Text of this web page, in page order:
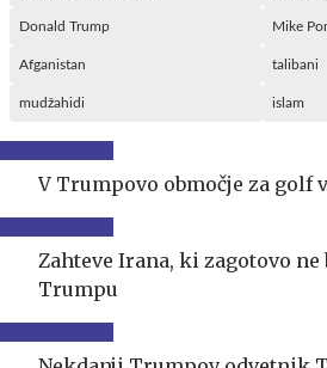
Donald Trump Mike
Afganistan talibani
mudžahidi islam
V Trumpovo območje za golf
Zahteve Irana, ki zagotovo ne
Trumpu